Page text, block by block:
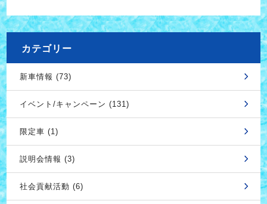
カテゴリー
新車情報 (73)
イベント/キャンペーン (131)
限定車 (1)
説明会情報 (3)
社会貢献活動 (6)